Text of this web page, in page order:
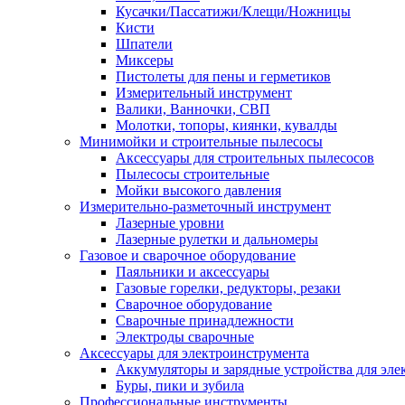
Кусачки/Пассатижи/Клещи/Ножницы
Кисти
Шпатели
Миксеры
Пистолеты для пены и герметиков
Измерительный инструмент
Валики, Ванночки, СВП
Молотки, топоры, киянки, кувалды
Минимойки и строительные пылесосы
Аксессуары для строительных пылесосов
Пылесосы строительные
Мойки высокого давления
Измерительно-разметочный инструмент
Лазерные уровни
Лазерные рулетки и дальномеры
Газовое и сварочное оборудование
Паяльники и аксессуары
Газовые горелки, редукторы, резаки
Сварочное оборудование
Сварочные принадлежности
Электроды сварочные
Аксессуары для электроинструмента
Аккумуляторы и зарядные устройства для
Буры, пики и зубила
Профессиональные инструменты